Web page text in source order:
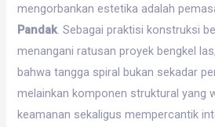
mengorbankan estetika adalah
Pandak . Sebagai praktisi konstruksi
menangani ratusan proyek bengkel
bahwa tangga spiral bukan sekadar
melainkan komponen struktural yang
keamanan sekaligus mempercantik